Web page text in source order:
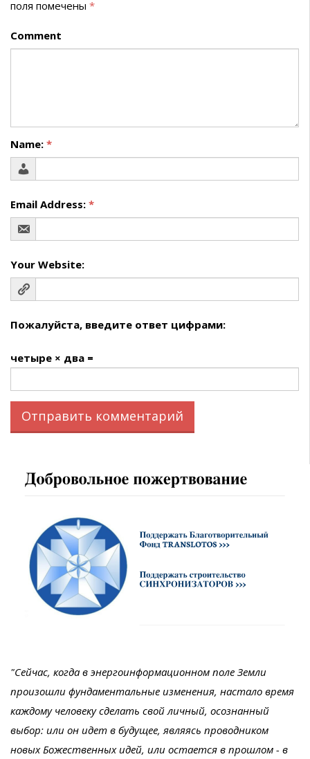
поля помечены *
Comment
Name: *
Email Address: *
Your Website:
Пожалуйста, введите ответ цифрами:
четыре × два =
"Сейчас, когда в энергоинформационном поле Земли
произошли фундаментальные изменения, настало время
каждому человеку сделать свой личный, осознанный
выбор: или он идет в будущее, являясь проводником
новых Божественных идей, или остается в прошлом - в